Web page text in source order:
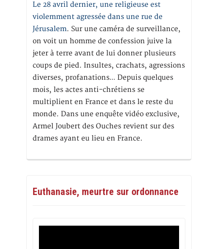
Le 28 avril dernier, une religieuse est
violemment agressée dans une rue de
Jérusalem. Sur une caméra de surveillance,
on voit un homme de confession juive la
jeter à terre avant de lui donner plusieurs
coups de pied. Insultes, crachats, agressions
diverses, profanations… Depuis quelques
mois, les actes anti-chrétiens se
multiplient en France et dans le reste du
monde. Dans une enquête vidéo exclusive,
Armel Joubert des Ouches revient sur des
drames ayant eu lieu en France.
Euthanasie, meurtre sur ordonnance